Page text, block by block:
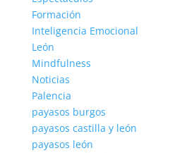
Formación
Inteligencia Emocional
León
Mindfulness
Noticias
Palencia
payasos burgos
payasos castilla y león
payasos león